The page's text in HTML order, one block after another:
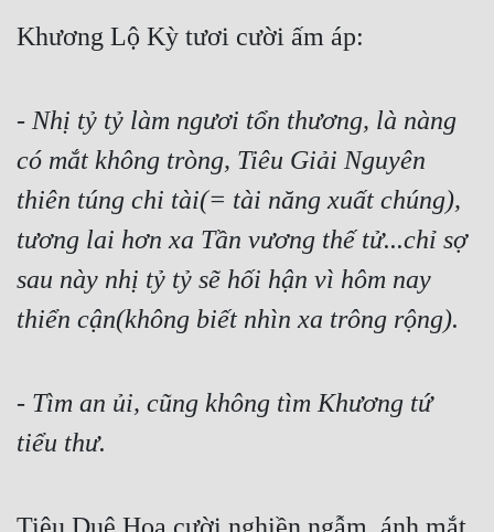
Khương Lộ Kỳ tươi cười ấm áp:
- Nhị tỷ tỷ làm ngươi tổn thương, là nàng
có mắt không tròng, Tiêu Giải Nguyên
thiên túng chi tài(= tài năng xuất chúng),
tương lai hơn xa Tần vương thế tử...chỉ sợ
sau này nhị tỷ tỷ sẽ hối hận vì hôm nay
thiển cận(không biết nhìn xa trông rộng).
- Tìm an ủi, cũng không tìm Khương tứ
tiểu thư.